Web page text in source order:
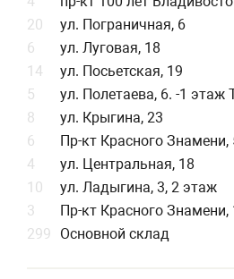
20
ул. Пограничная, 6
6
ул. Луговая, 18
14
ул. Посьетская, 19
5
ул. Полетаева, 6. -1 этаж
8
ул. Крыгина, 23
6
Пр-кт Красного Знамени,
4
ул. Центральная, 18
10
ул. Ладыгина, 3, 2 этаж
3
Пр-кт Красного
299
Основной склад